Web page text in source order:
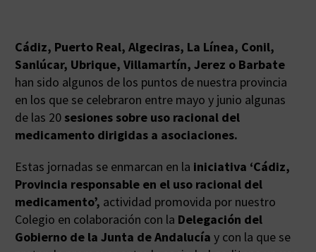
Cádiz, Puerto Real, Algeciras, La Línea, Conil,
Sanlúcar, Ubrique, Villamartín, Jerez o Barbate
han sido algunos de los puntos de nuestra provincia
en los que se celebraron entre mayo y junio algunas
de las 20 sesiones sobre uso racional del
medicamento dirigidas a asociaciones.
Estas jornadas se enmarcan en la iniciativa ‘Cádiz,
Provincia responsable en el uso racional del
medicamento’, actividad promovida por nuestro
Colegio en colaboración con la Delegación del
Gobierno de la Junta de Andalucía y con la que se